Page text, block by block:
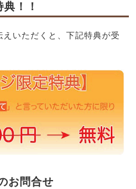
！！
えいただくと、下記特典が受
お問合せ